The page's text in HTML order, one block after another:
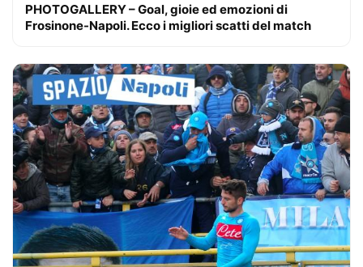
PHOTOGALLERY – Goal, gioie ed emozioni di
Frosinone-Napoli. Ecco i migliori scatti del match